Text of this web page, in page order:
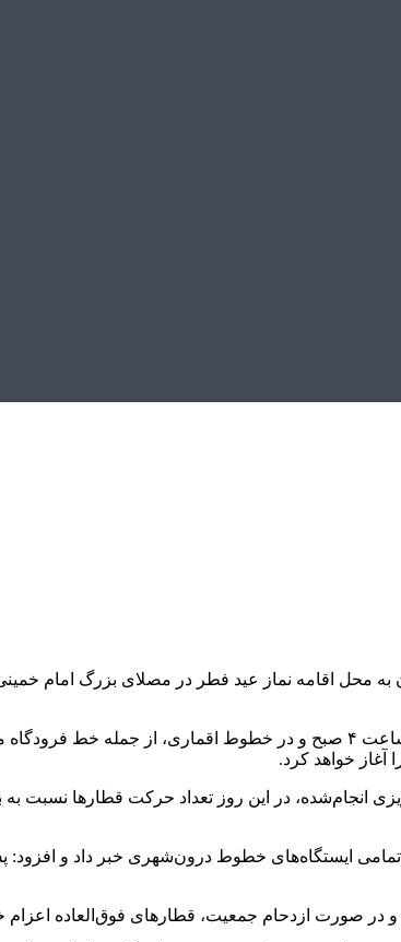
به محل اقامه نماز عید فطر در مصلای بزرگ امام
وی با اشاره به اینکه سرویس‌دهی در خطوط درون‌شهری (۱، ۲، ۳، ۴، ۶ و ۷) از
انجام‌شده، در این روز تعداد حرکت قطارها نسبت
از ساعت ۴ صبح تا زمان اقامه نماز در تمامی ایستگاه‌های خطوط
صورت ازدحام جمعیت، قطارهای فوق‌العاده اعزام